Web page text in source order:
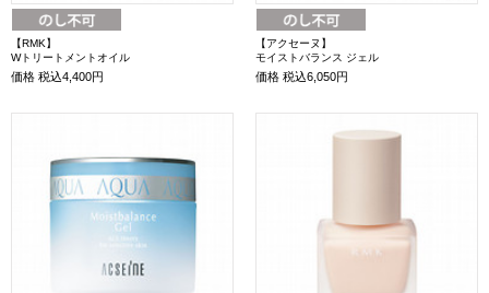
【RMK】
Wトリートメントオイル
価格 税込4,400円
【アクセーヌ】
モイストバランス ジェル
価格 税込6,050円